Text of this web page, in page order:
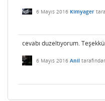
6 Mayıs 2016 Kimyager
cevabı duzeltıyorum.
6 Mayıs 2016 Anil